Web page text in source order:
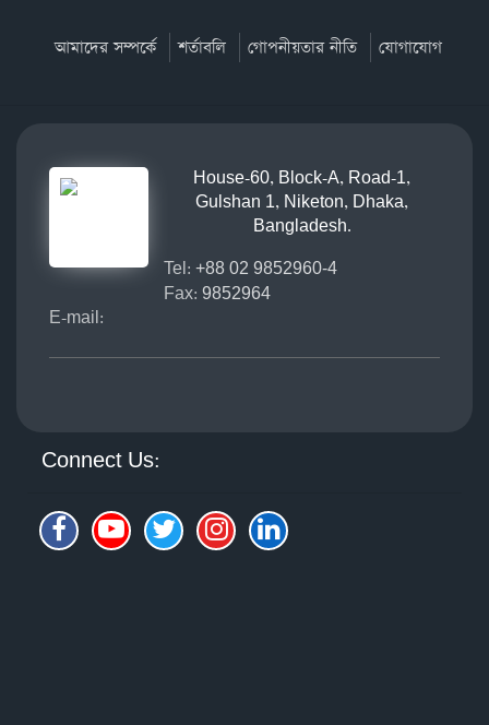
আমাদের সম্পর্কে শর্তাবলি গোপনীয়তার নীতি যোগাযোগ
House-60, Block-A, Road-1,
Gulshan 1, Niketon, Dhaka,
Bangladesh.
Tel: +88 02 9852960-4
Fax: 9852964
E-mail:
Connect Us: